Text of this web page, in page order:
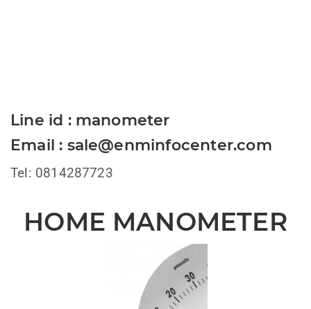
Line id : manometer
Email : sale@enminfocenter.com
Tel: 0814287723
HOME MANOMETER